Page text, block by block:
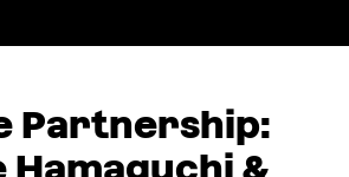
Partnership:
Hamaguchi &